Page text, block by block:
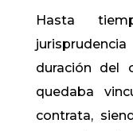
Hasta
duración del
quedaba
contrata,